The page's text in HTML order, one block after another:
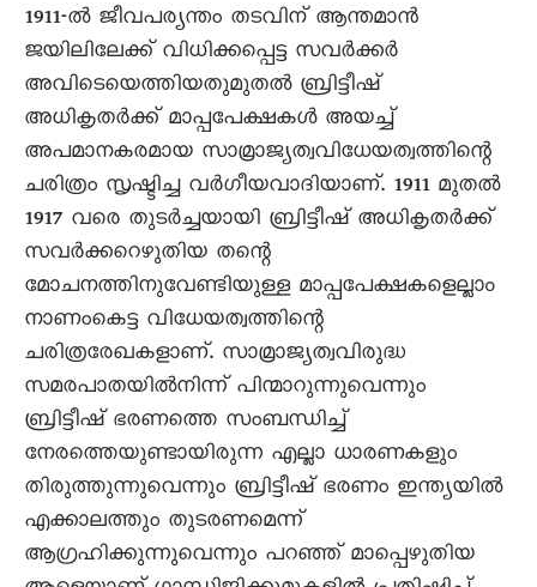
1911-ൽ ജീവപര്യന്തം തടവിന് ആന്തമാൻ
ജയിലിലേക്ക് വിധിക്കപ്പെട്ട സവർക്കർ
അവിടെയെത്തിയതുമുതൽ ബ്രിട്ടീഷ്
അധികൃതർക്ക് മാപ്പപേക്ഷകൾ അയച്ച്
അപമാനകരമായ സാമ്രാജ്യത്വവിധേയത്വത്തിന്റെ
ചരിത്രം സൃഷ്ടിച്ച വർഗീയവാദിയാണ്. 1911 മുതൽ
1917 വരെ തുടർച്ചയായി ബ്രിട്ടീഷ് അധികൃതർക്ക്
സവർക്കറെഴുതിയ തന്റെ
മോചനത്തിനുവേണ്ടിയുള്ള മാപ്പപേക്ഷകളെല്ലാം
നാണംകെട്ട വിധേയത്വത്തിന്റെ
ചരിത്രരേഖകളാണ്. സാമ്രാജ്യത്വവിരുദ്ധ
സമരപാതയിൽനിന്ന് പിന്മാറുന്നുവെന്നും
ബ്രിട്ടീഷ് ഭരണത്തെ സംബന്ധിച്ച്
നേരത്തെയുണ്ടായിരുന്ന എല്ലാ ധാരണകളും
തിരുത്തുന്നുവെന്നും ബ്രിട്ടീഷ് ഭരണം ഇന്ത്യയിൽ
എക്കാലത്തും തുടരണമെന്ന്
ആഗ്രഹിക്കുന്നുവെന്നും പറഞ്ഞ് മാപ്പെഴുതിയ